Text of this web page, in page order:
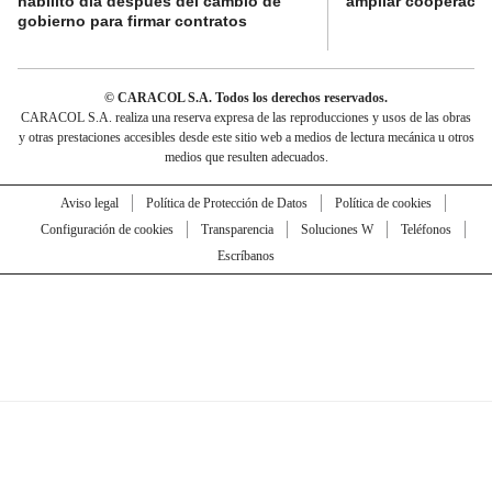
gobierno para firmar contratos
© CARACOL S.A. Todos los derechos reservados.
CARACOL S.A. realiza una reserva expresa de las reproducciones y usos de las obras
y otras prestaciones accesibles desde este sitio web a medios de lectura mecánica u otros
medios que resulten adecuados.
Aviso legal Política de Protección de Datos
Política de cookies
Configuración de cookies
Transparencia Soluciones W
Teléfonos
Escríbanos